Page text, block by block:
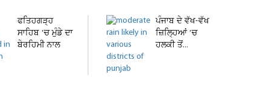
ਫਤਿਹਗੜ੍ਹ
ਸਾਹਿਬ 'ਚ ਮੁੰਡੇ ਦਾ
ਬੇਰਹਿਮੀ ਨਾਲ
ਪੰਜਾਬ ਦੇ ਵੱਖ-ਵੱਖ
ਜ਼ਿਲ੍ਹਿਆਂ 'ਚ
ਹਲਕੀ ਤੋਂ...